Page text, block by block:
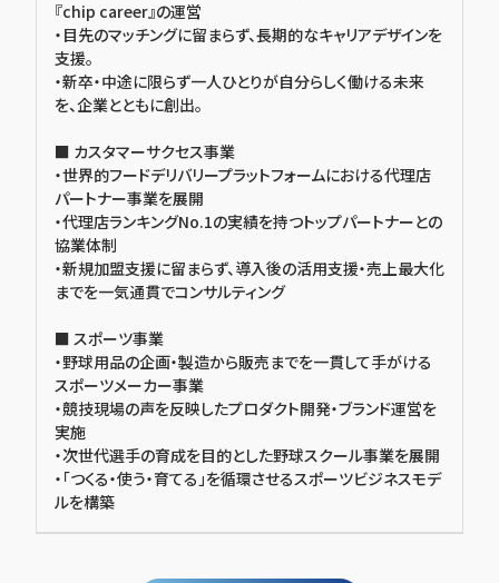
『chip career』の運営
・目先のマッチングに留まらず、長期的なキャリアデザインを
支援。
・新卒・中途に限らず一人ひとりが自分らしく働ける未来
を、企業とともに創出。
■ カスタマーサクセス事業
・世界的フードデリバリープラットフォームにおける代理店
パートナー事業を展開
・代理店ランキングNo.1の実績を持つトップパートナーとの
協業体制
・新規加盟支援に留まらず、導入後の活用支援・売上最大化
までを一気通貫でコンサルティング
■ スポーツ事業
・野球用品の企画・製造から販売までを一貫して手がける
スポーツメーカー事業
・競技現場の声を反映したプロダクト開発・ブランド運営を
実施
・次世代選手の育成を目的とした野球スクール事業を展開
・「つくる・使う・育てる」を循環させるスポーツビジネスモデ
ルを構築